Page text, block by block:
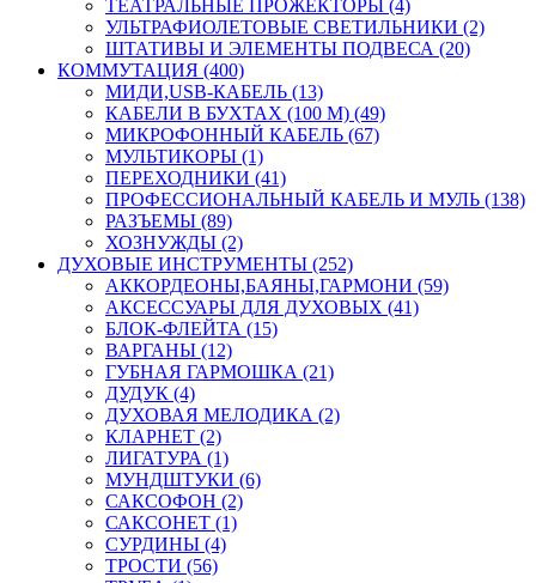
ТЕАТРАЛЬНЫЕ ПРОЖЕКТОРЫ (4)
УЛЬТРАФИОЛЕТОВЫЕ СВЕТИЛЬНИКИ (2)
ШТАТИВЫ И ЭЛЕМЕНТЫ ПОДВЕСА (20)
КОММУТАЦИЯ (400)
МИДИ,USB-КАБЕЛЬ (13)
КАБЕЛИ В БУХТАХ (100 М) (49)
МИКРОФОННЫЙ КАБЕЛЬ (67)
МУЛЬТИКОРЫ (1)
ПЕРЕХОДНИКИ (41)
ПРОФЕССИОНАЛЬНЫЙ КАБЕЛЬ И МУЛЬ (138)
РАЗЪЕМЫ (89)
ХОЗНУЖДЫ (2)
ДУХОВЫЕ ИНСТРУМЕНТЫ (252)
АККОРДЕОНЫ,БАЯНЫ,ГАРМОНИ (59)
АКСЕССУАРЫ ДЛЯ ДУХОВЫХ (41)
БЛОК-ФЛЕЙТА (15)
ВАРГАНЫ (12)
ГУБНАЯ ГАРМОШКА (21)
ДУДУК (4)
ДУХОВАЯ МЕЛОДИКА (2)
КЛАРНЕТ (2)
ЛИГАТУРА (1)
МУНДШТУКИ (6)
САКСОФОН (2)
САКСОНЕТ (1)
СУРДИНЫ (4)
ТРОСТИ (56)